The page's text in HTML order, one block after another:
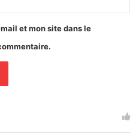
et mon site dans le